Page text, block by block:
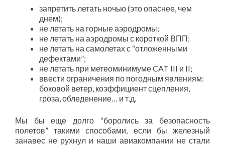
запретить летать ночью (это опаснее, чем
днем);
не летать на горные аэродромы;
не летать на аэродромы с короткой ВПП;
не летать на самолетах с “отложенными
дефектами”;
не летать при метеоминимуме CAT III и II;
ввести ограничения по погодным явлениям:
боковой ветер, коэффициент сцепления,
гроза, обледенение… и т.д.
Мы бы еще долго “боролись за безопасность
полетов” такими способами, если бы железный
занавес не рухнул и наши авиакомпании не стали